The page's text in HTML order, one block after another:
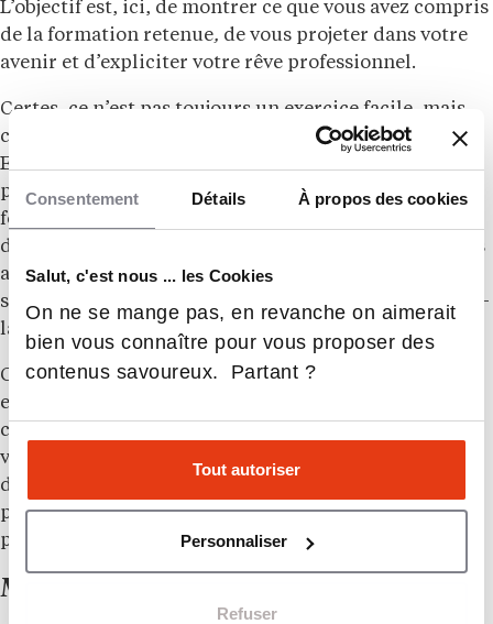
Consentement Détails À propos des cookies
Salut, c'est nous ... les Cookies
On ne se mange pas, en revanche on aimerait
bien vous connaître pour vous proposer des
contenus savoureux. Partant ?
Tout autoriser
Personnaliser
Refuser
L’objectif est, ici, de montrer ce que vous avez compris
de la formation retenue, de vous projeter dans votre
avenir et d’expliciter votre rêve professionnel.
Certes, ce n’est pas toujours un exercice facile, mais
celui-ci permet de donner corps et vie à votre projet.
En outre, formaliser celui-ci vous aidera à faire le
point et à construire le fil directeur de votre projet de
formation. Si la formation a, dans son parcours
d’apprentissage, une spécificité qu’on ne retrouve pas
ailleurs, mentionnez-le. C’est un argument
supplémentaire à apporter qui vous fait faire ce choix-
là et pas un autre.
Cette réflexion vous permettra de montrer votre
engagement et de gagner en cohérence entre vos
choix scolaires précédents, le présent (à travers votre
vœu sur Parcoursup) et l’avenir (ce que vous attendez
de la formation et de quelle façon ces études vous
permettent d’atteindre votre objectif académique et
professionnel).
Mettre en avant vos compétences